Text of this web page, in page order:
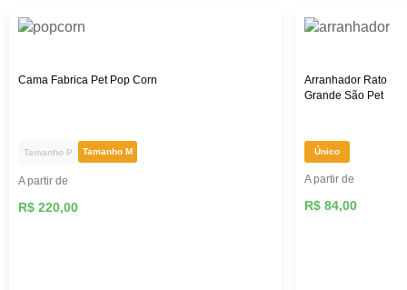
Cama Fabrica Pet Pop Corn
Tamanho P Tamanho M
A partir de
R$ 220,00
Arranhador Rato
Grande São Pet
Único
A partir de
R$ 84,00